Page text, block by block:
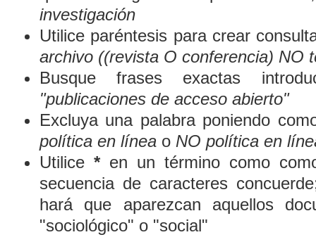
investigación
Utilice paréntesis para crear
archivo ((revista O conferencia) NO
Busque frases exactas
"publicaciones de acceso abierto"
Excluya una palabra poniendo
política en líneao NO política en
Utilice *en un término como
secuencia de caracteres
hará que aparezcan aquellos
"sociológico" o "social"